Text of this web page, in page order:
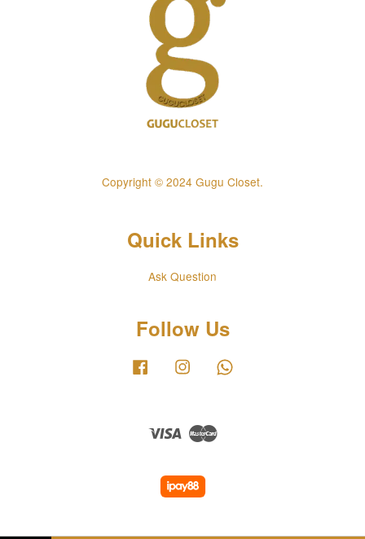
Copyright © 2024 Gugu Closet.
Quick Links
Ask Question
Follow Us
Facebook Instagram
Visa Master